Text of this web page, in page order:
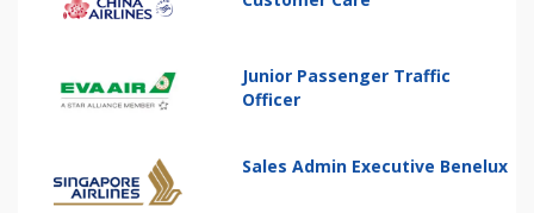
Junior Passenger Traffic
Officer
Sales Admin Executive Benelux